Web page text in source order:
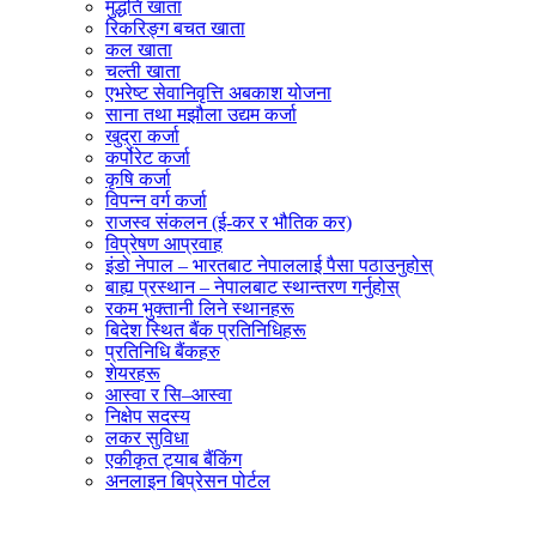
मुद्धति खाता
रिकरिङ्ग बचत खाता
कल खाता
चल्ती खाता
एभरेष्ट सेवानिवृत्ति अबकाश योजना
साना तथा मझौला उद्यम कर्जा
खुद्रा कर्जा
कर्पोरेट कर्जा
कृषि कर्जा
विपन्न वर्ग कर्जा
राजस्व संकलन (ई-कर र भौतिक कर)
विप्रेषण आप्रवाह
इंडो नेपाल – भारतबाट नेपाललाई पैसा पठाउनुहोस्
बाह्य प्रस्थान – नेपालबाट स्थान्तरण गर्नुहोस्
रकम भुक्तानी लिने स्थानहरू
बिदेश स्थित बैंक प्रतिनिधिहरू
प्रतिनिधि बैंकहरु
शेयरहरू
आस्वा र सि–आस्वा
निक्षेप सदस्य
लकर सुविधा
एकीकृत ट्याब बैंकिंग
अनलाइन बिप्रेसन पोर्टल